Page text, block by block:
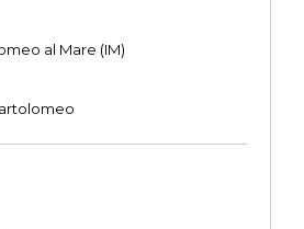
al Mare (IM)